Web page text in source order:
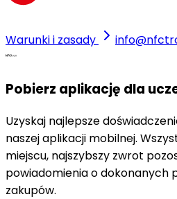
Warunki i zasady
Pobierz aplikację dla
Uzyskaj najlepsze
naszej aplikacji mobilnej.
miejscu, najszybszy zwrot
powiadomienia o dokonanych
zakupów.